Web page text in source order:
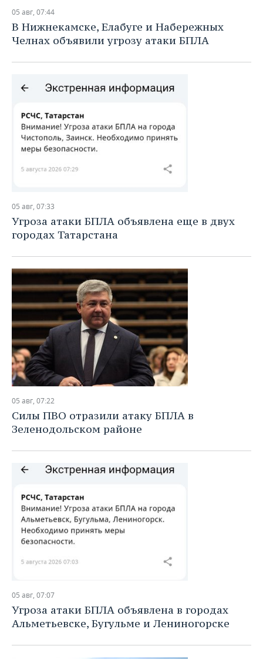
05 авг, 07:44
В Нижнекамске, Елабуге и Набережных
Челнах объявили угрозу атаки БПЛА
05 авг, 07:33
Угроза атаки БПЛА объявлена еще в двух
городах Татарстана
05 авг, 07:22
Силы ПВО отразили атаку БПЛА в
Зеленодольском районе
05 авг, 07:07
Угроза атаки БПЛА объявлена в городах
Альметьевске, Бугульме и Лениногорске